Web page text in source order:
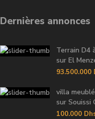
Dernières annonces
Terrain D4
sur El
93.500.000
villa
sur Souissi
100.000